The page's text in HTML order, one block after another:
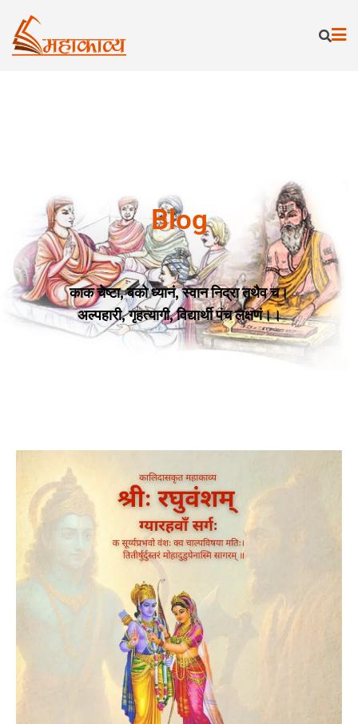
Blog
काक चेष्टा, बको ध्यानं, स्वान निद्रा तथैव च।
अल्पहारी, गृहत्यागी, विद्यार्थी पंच लक्षणं।।